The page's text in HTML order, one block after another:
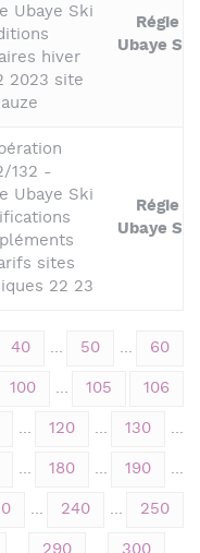
Ubaye Ski
hiver
2023 site
Régie
Ubaye Ski
132 -
Ubaye Ski
sites
22 23
Régie
Ubaye Ski
40 ... 50 ... 60
100 ... 105 106
... 120 ... 130 ...
... 180 ... 190 ...
... 240 ... 250